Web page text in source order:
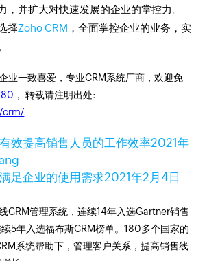
，并扩大对快速发展的企业的掌控力。
择Zoho CRM ，全面掌控企业的业务，实
业一致喜爱，专业CRM系统厂商，欢迎免
， 转载请注明出处:
crm/
效提高销售人员的工作效率2021年
足企业的使用需求2021年2月4日
CRM管理系统，连续14年入选Gartner销售
5年入选福布斯CRM榜单。180多个国家的
系统帮助下，管理客户关系，提高销售线